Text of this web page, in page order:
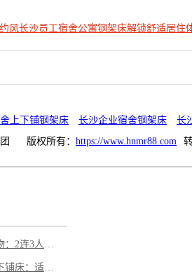
风长沙员工宿舍公寓钢架床解锁舒适居住
上下铺钢架床 长沙企业宿舍钢架床
长
版权所有： https://www.hnmr88.com